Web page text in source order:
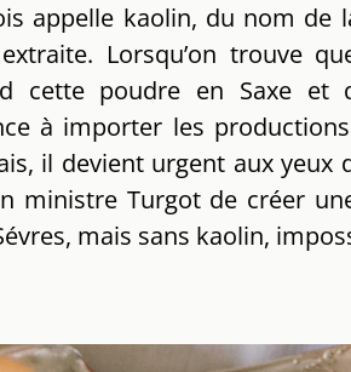
appelle kaolin, du nom de
Lorsqu’on trouve
cette poudre en Saxe et
à importer les
il devient urgent aux yeux
ministre Turgot de créer
mais sans kaolin,